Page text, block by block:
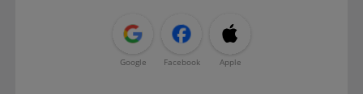
Google Facebook Apple